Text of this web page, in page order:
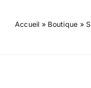
Accueil » Boutique »